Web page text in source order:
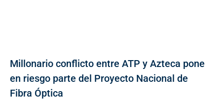
Millonario conflicto entre ATP y Azteca pone
en riesgo parte del Proyecto Nacional de
Fibra Óptica